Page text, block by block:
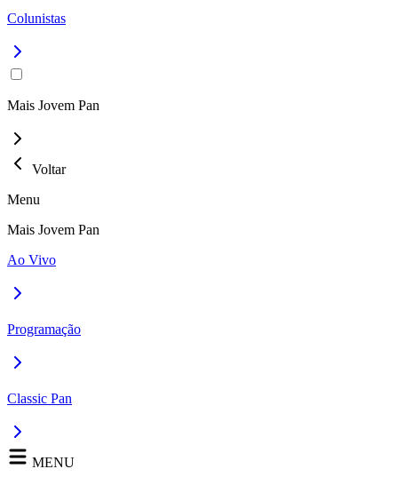
Colunistas
Mais Jovem Pan
Voltar
Menu
Mais Jovem Pan
Ao Vivo
Programação
Classic Pan
MENU